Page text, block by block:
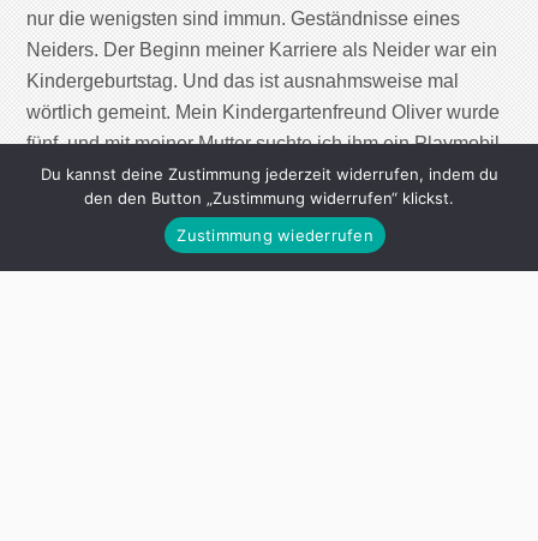
nur die wenigsten sind immun. Geständnisse eines
Neiders. Der Beginn meiner Karriere als Neider war ein
Kindergeburtstag. Und das ist ausnahmsweise mal
wörtlich gemeint. Mein Kindergartenfreund Oliver wurde
fünf, und mit meiner Mutter suchte ich ihm ein Playmobil-
Set mit […]
Continue Reading
Du kannst deine Zustimmung jederzeit widerrufen, indem du
den den Button „Zustimmung widerrufen“ klickst.
Zustimmung wiederrufen